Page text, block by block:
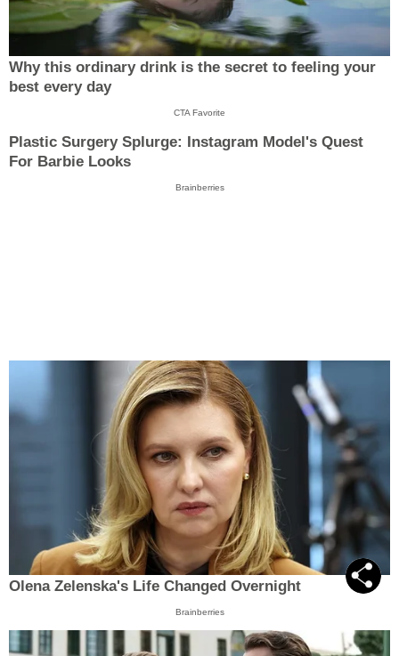
Why this ordinary drink is the secret to feeling your
best every day
CTA Favorite
Plastic Surgery Splurge: Instagram Model's Quest
For Barbie Looks
Brainberries
Olena Zelenska's Life Changed Overnight
Brainberries